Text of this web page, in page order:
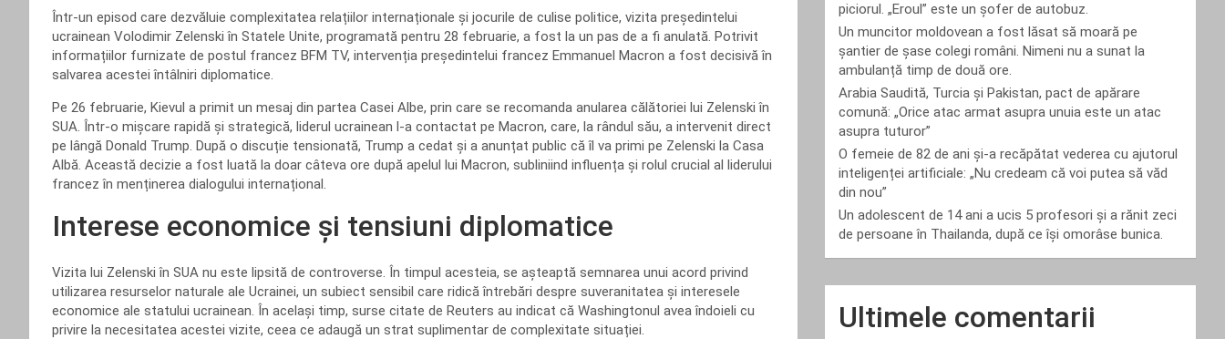
Într-un episod care dezvăluie complexitatea relațiilor internaționale și jocurile de culise politice, vizita președintelui
ucrainean Volodimir Zelenski în Statele Unite, programată pentru 28 februarie, a fost la un pas de a fi anulată. Potrivit
informațiilor furnizate de postul francez BFM TV, intervenția președintelui francez Emmanuel Macron a fost decisivă în
salvarea acestei întâlniri diplomatice.
Pe 26 februarie, Kievul a primit un mesaj din partea Casei Albe, prin care se recomanda anularea călătoriei lui Zelenski în
SUA. Într-o mișcare rapidă și strategică, liderul ucrainean l-a contactat pe Macron, care, la rândul său, a intervenit direct
pe lângă Donald Trump. După o discuție tensionată, Trump a cedat și a anunțat public că îl va primi pe Zelenski la Casa
Albă. Această decizie a fost luată la doar câteva ore după apelul lui Macron, subliniind influența și rolul crucial al liderului
francez în menținerea dialogului internațional.
Interese economice și tensiuni diplomatice
Vizita lui Zelenski în SUA nu este lipsită de controverse. În timpul acesteia, se așteaptă semnarea unui acord privind
utilizarea resurselor naturale ale Ucrainei, un subiect sensibil care ridică întrebări despre suveranitatea și interesele
economice ale statului ucrainean. În același timp, surse citate de Reuters au indicat că Washingtonul avea îndoieli cu
privire la necesitatea acestei vizite, ceea ce adaugă un strat suplimentar de complexitate situației.
piciorul. „Eroul” este un șofer de autobuz.
Un muncitor moldovean a fost lăsat să moară pe
șantier de șase colegi români. Nimeni nu a sunat la
ambulanță timp de două ore.
Arabia Saudită, Turcia și Pakistan, pact de apărare
comună: „Orice atac armat asupra unuia este un atac
asupra tuturor”
O femeie de 82 de ani și-a recăpătat vederea cu ajutorul
inteligenței artificiale: „Nu credeam că voi putea să văd
din nou”
Un adolescent de 14 ani a ucis 5 profesori și a rănit zeci
de persoane în Thailanda, după ce își omorâse bunica.
Ultimele comentarii